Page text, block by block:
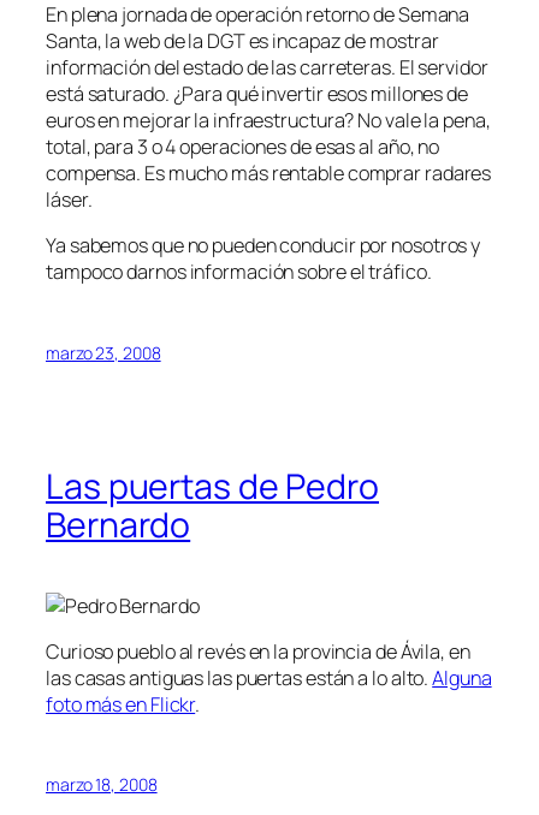
En plena jornada de operación retorno de Semana
Santa, la web de la DGT es incapaz de mostrar
información del estado de las carreteras. El servidor
está saturado. ¿Para qué invertir esos millones de
euros en mejorar la infraestructura? No vale la pena,
total, para 3 o 4 operaciones de esas al año, no
compensa. Es mucho más rentable comprar radares
láser.
Ya sabemos que no pueden conducir por nosotros y
tampoco darnos información sobre el tráfico.
marzo 23, 2008
Las puertas de Pedro
Bernardo
Curioso pueblo al revés en la provincia de Ávila, en
las casas antiguas las puertas están a lo alto.Alguna
foto más en Flickr.
marzo 18, 2008